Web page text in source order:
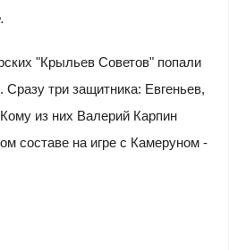
"Крыльев Советов" попали
. Сразу три защитника: Евгеньев,
из них Валерий Карпин
составе на игре с Камеруном -